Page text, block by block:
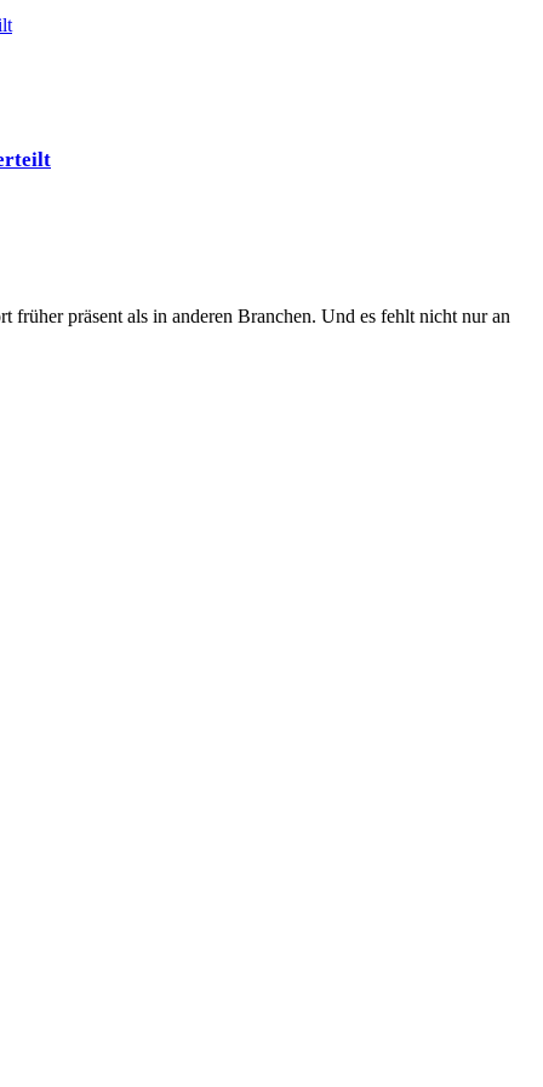
präsent als in anderen Branchen. Und es fehlt nicht nur an